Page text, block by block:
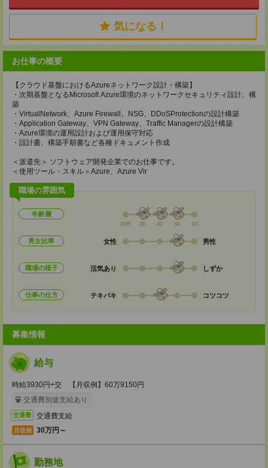
気になる！
お仕事の概要
【クラウド基盤におけるAzureネットワーク設計・構築】
・次期基盤となるMicrosoft Azure環境のネットワークセキュリティ設計、構
築
・VirtualNetwork、Azure Firewall、NSG、DDoSProtectionの設計構築
・Application Gateway、VPN Gateway、Traffic Managerの設計構築
・Azure環境の運用設計および運用保守対応
・設計書、構築手順書など各種ドキュメント作成
＜派遣先＞ ソフトウェア開発企業でのお仕事です。
＜使用ツール・スキル＞Azure、Azure Vir
職場の雰囲気
年齢層
20代 30 40 50 60
男女比率 女性 男性
職場の様子 活気あり しずか
仕事の仕方 テキパキ コツコツ
募集情報
給与
時給3930円+交 【月収例】60万9150円
交通費別途支給あり
交通費 交通費支給
月収例 30万円～
勤務地